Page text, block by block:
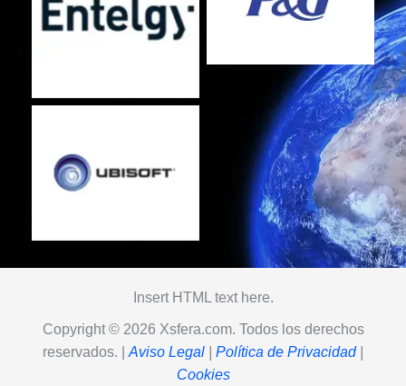
No Caption
No Caption
Insert HTML text here.
Copyright © 2026 Xsfera.com. Todos los derechos
reservados. | Aviso Legal Política de Privacidad|
Cookies